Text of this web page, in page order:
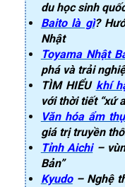
du học sinh
Baito là gì?
Nhật
Toyama Nhật
phá và trải
TÌM HIỂU khí
với thời tiết “xứ
Văn hóa ẩm
giá trị truyền
Tỉnh Aichi–
Bản”
Kyudo– Nghệ